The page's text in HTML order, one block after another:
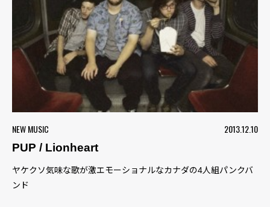
NEW MUSIC
2013.12.10
PUP / Lionheart
ヤケクソ気味な歌が激エモーショナルなカナダの4人組パンクバ
ンド